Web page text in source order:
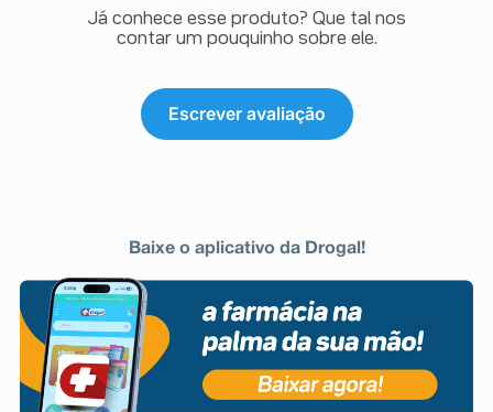
Já conhece esse produto? Que tal nos
contar um pouquinho sobre ele.
Escrever avaliação
Baixe o aplicativo da Drogal!